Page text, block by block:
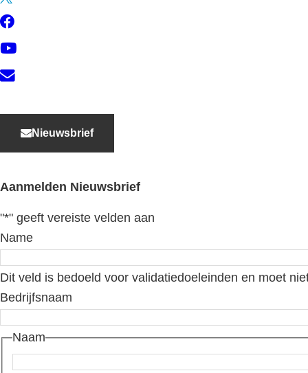
YouTube
Contact
Nieuwsbrief
Aanmelden Nieuwsbrief
"*" geeft vereiste velden aan
Name
Dit veld is bedoeld voor validatiedoeleinden en moet
Bedrijfsnaam
Naam